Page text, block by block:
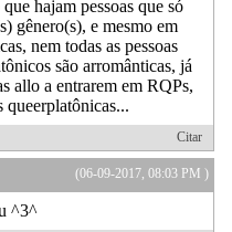
hajam pessoas que só
gênero(s), e mesmo em
nem todas as pessoas
são arromânticas, já
allo a entrarem em RQPs,
queerplatônicas...
Citar
(06-09-2017, 08:03 PM )
^3^